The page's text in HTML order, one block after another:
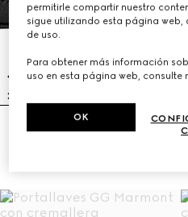
Portallaves con cremallera Gucci
permitirle compartir nuestro
sigue utilizando esta página
de uso.
Para obtener más información
uso en esta página web, consulte
OK